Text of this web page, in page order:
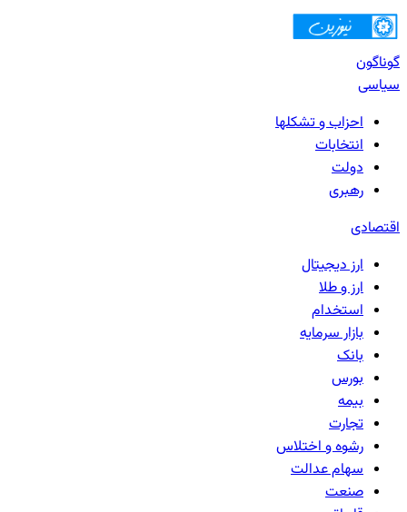
گوناگون
سیاسی
احزاب و تشکلها
انتخابات
دولت
رهبری
اقتصادی
ارز دیجیتال
ارز و طلا
استخدام
بازار سرمایه
بانک‌
بورس
بیمه
تجارت
رشوه و اختلاس
سهام عدالت
صنعت